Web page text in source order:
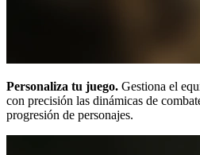
Personaliza tu juego. Gestiona el
con precisión las dinámicas de
progresión de personajes.